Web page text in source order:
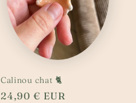
Calinou chat 🐈
Prix
24,90 € EUR